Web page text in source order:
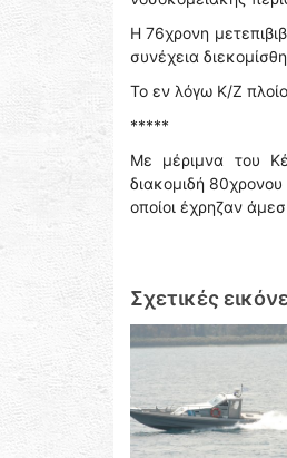
Η 76χρονη
συνέχεια
Το εν λόγω Κ/Ζ
*****
Με μέριμνα του
διακομιδή
οποίοι έχρηζαν
Σχετικές